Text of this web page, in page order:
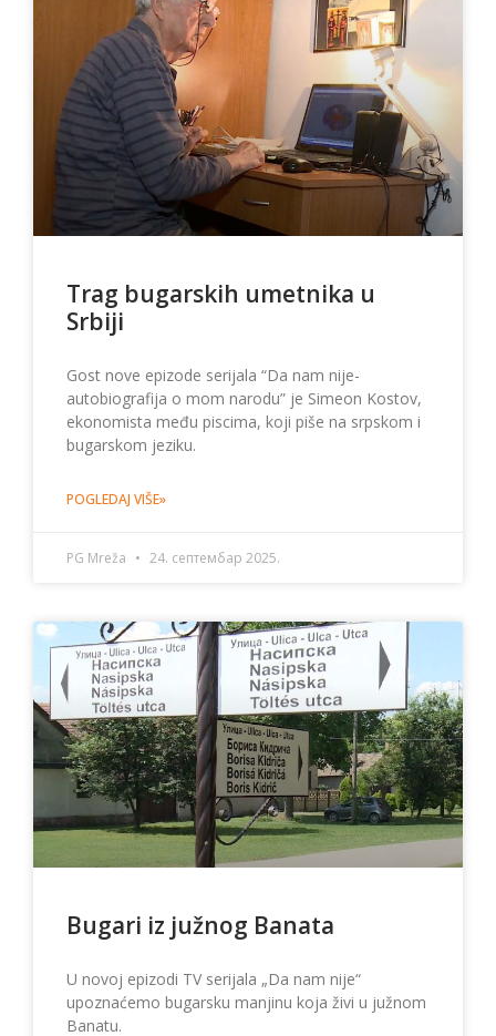
Trag bugarskih umetnika u
Srbiji
Gost nove epizode serijala “Da nam nije-
autobiografija o mom narodu” je Simeon Kostov,
ekonomista među piscima, koji piše na srpskom i
bugarskom jeziku.
POGLEDAJ VIŠE»
PG Mreža 24. септембар 2025.
Bugari iz južnog Banata
U novoj epizodi TV serijala „Da nam nije“
upoznaćemo bugarsku manjinu koja živi u južnom
Banatu.